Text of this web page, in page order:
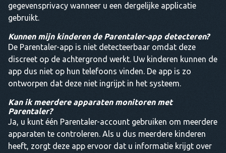
gegevensprivacy wanneer u een dergelijke applicatie
gebruikt.
Kunnen mijn kinderen de Parentaler-app detecteren?
De Parentaler-app is niet detecteerbaar omdat deze
discreet op de achtergrond werkt. Uw kinderen kunnen de
app dus niet op hun telefoons vinden. De app is zo
ontworpen dat deze niet ingrijpt in het systeem.
Kan ik meerdere apparaten monitoren met
Parentaler?
Ja, u kunt één Parentaler-account gebruiken om meerdere
apparaten te controleren. Als u dus meerdere kinderen
heeft, zorgt deze app ervoor dat u informatie krijgt over